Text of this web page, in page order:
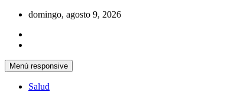
Saltar
contenido
domingo, agosto 9, 2026
Menú responsive
Salud